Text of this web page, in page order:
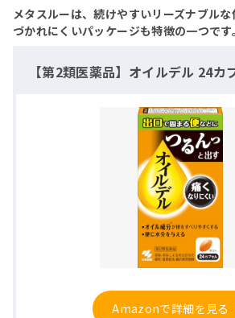
メタスルーは、続けやすいリーズナブル
づかれにくいパッケージも特徴の一つです。
【第2類医薬品】オイルデル 24カ
Amazonで詳細を見る